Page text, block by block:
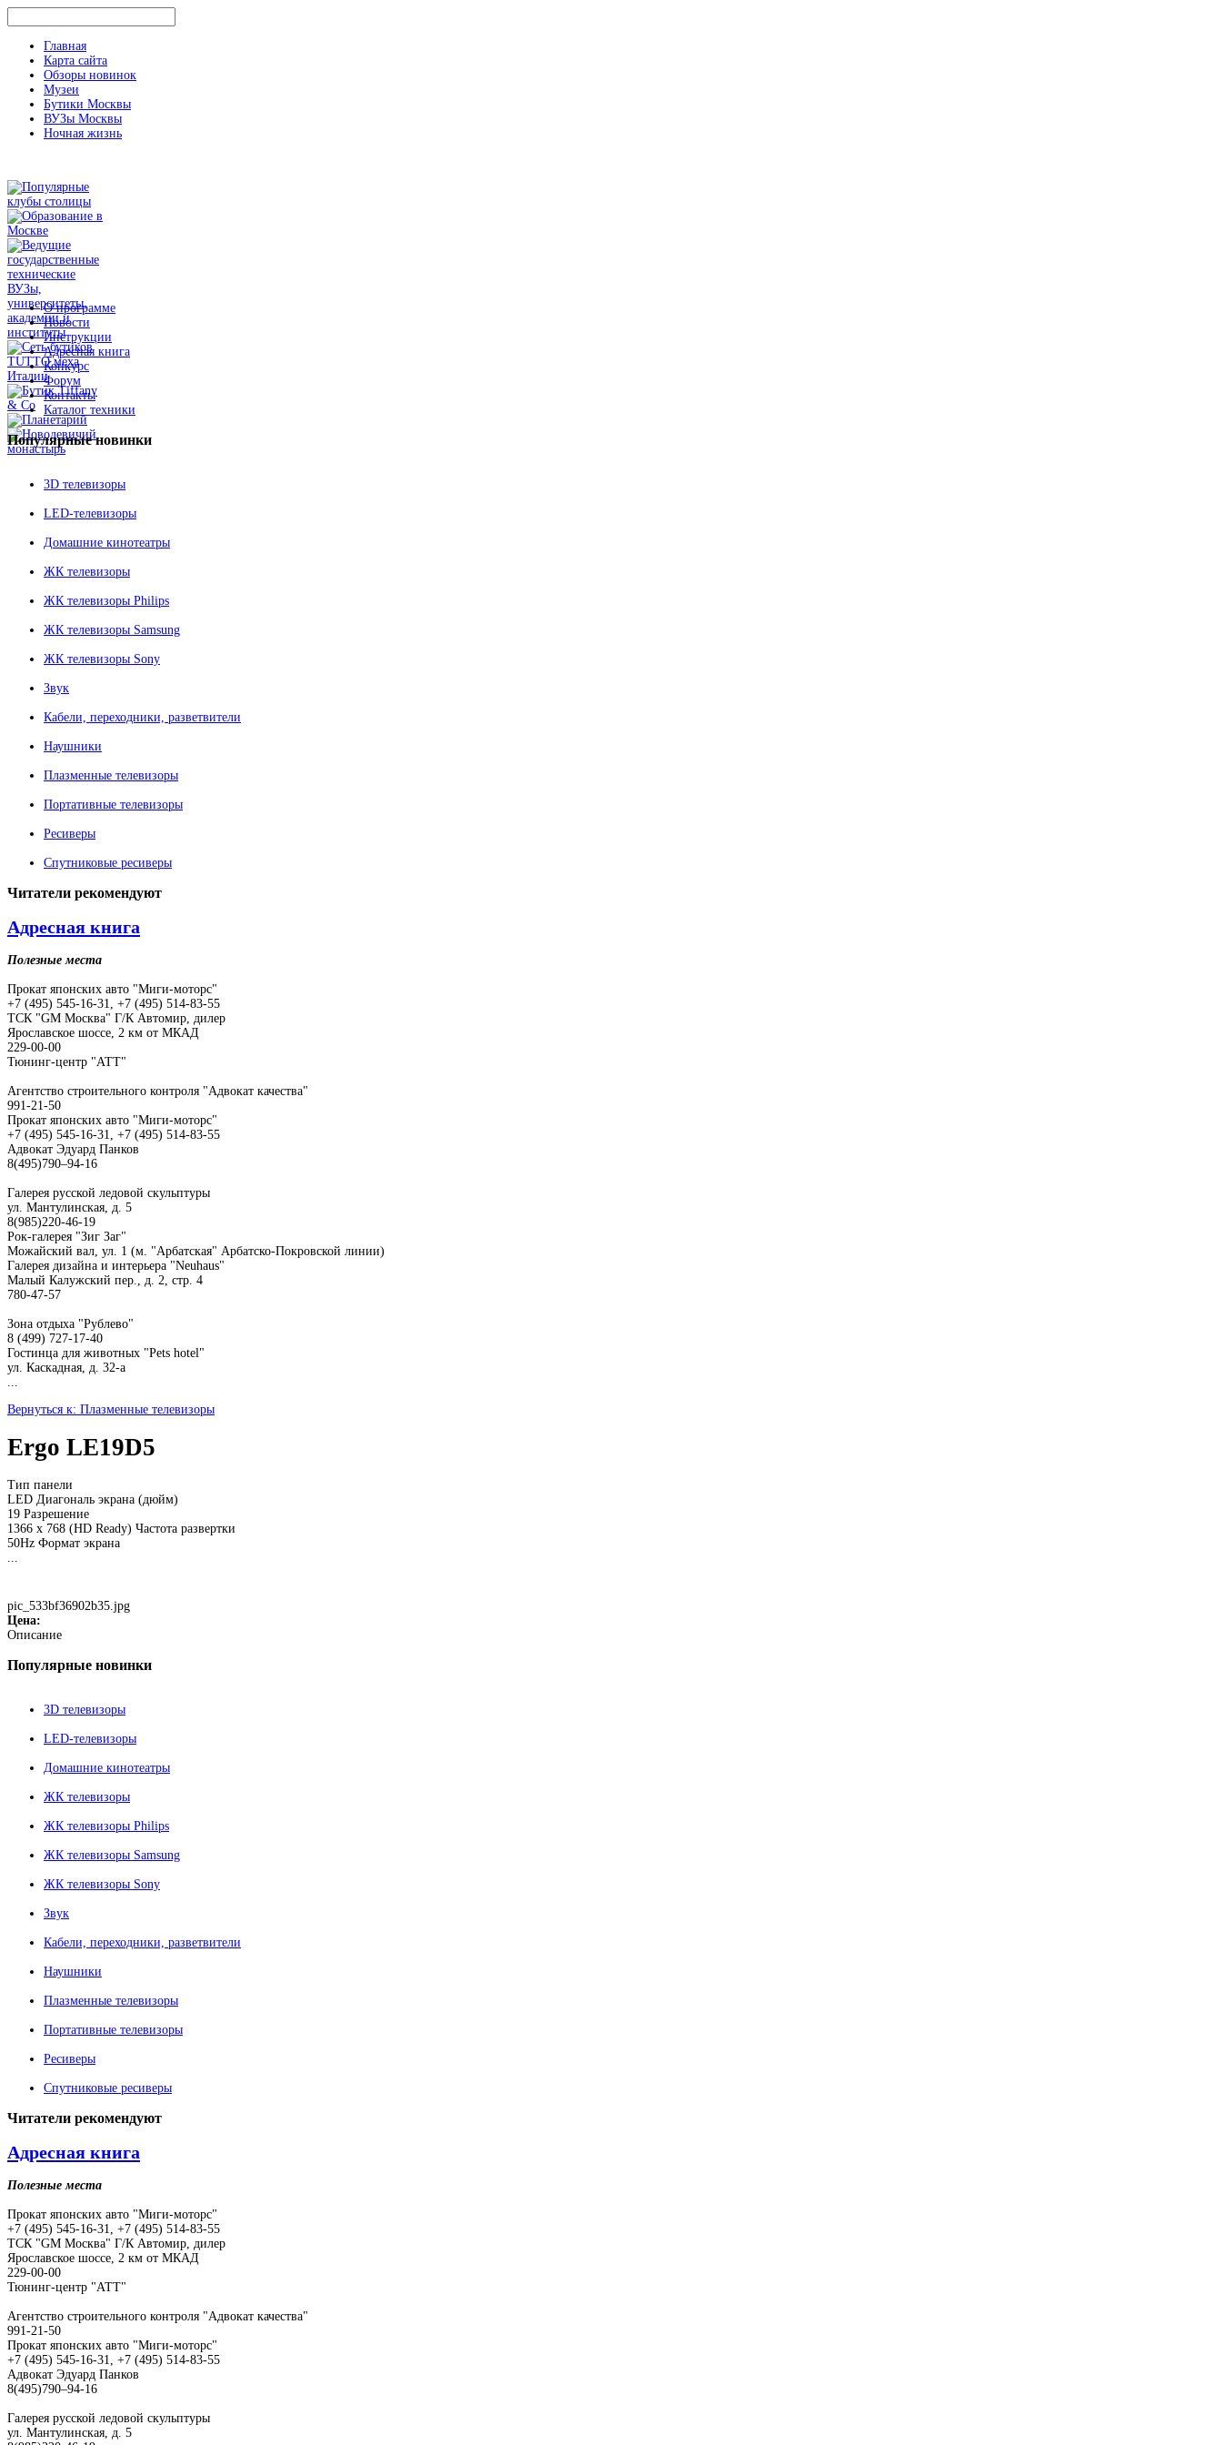
Главная
Карта сайта
Обзоры новинок
Музеи
Бутики Москвы
ВУЗы Москвы
Ночная жизнь
О программе
Новости
Инструкции
Адресная книга
Конкурс
Форум
Контакты
Каталог техники
Популярныеновинки
3D телевизоры
LED-телевизоры
Домашние кинотеатры
ЖК телевизоры
ЖК телевизоры Philips
ЖК телевизоры Samsung
ЖК телевизоры Sony
Звук
Кабели, переходники, разветвители
Наушники
Плазменные телевизоры
Портативные телевизоры
Ресиверы
Спутниковые ресиверы
Читатели рекомендуют
Адресная книга
Полезные места
Прокат японских авто "Миги-моторс"
+7 (495) 545-16-31, +7 (495) 514-83-55
ТСК "GM Москва" Г/К Автомир, дилер
Ярославское шоссе, 2 км от МКАД
229-00-00
Тюнинг-центр "АТТ"
Агентство строительного контроля "Адвокат качества"
991-21-50
Прокат японских авто "Миги-моторс"
+7 (495) 545-16-31, +7 (495) 514-83-55
Адвокат Эдуард Панков
8(495)790–94-16
Галерея русской ледовой скульптуры
ул. Мантулинская, д. 5
8(985)220-46-19
Рок-галерея "Зиг Заг"
Можайский вал, ул. 1 (м. "Арбатская" Арбатско-Покровской линии)
Галерея дизайна и интерьера "Neuhaus"
Малый Калужский пер., д. 2, стр. 4
780-47-57
Зона отдыха "Рублево"
8 (499) 727-17-40
Гостинца для животных "Рets hotel"
ул. Каскадная, д. 32-а
Вернуться к: Плазменные телевизоры
Ergo LE19D5
Тип панели
LED Диагональ экрана (дюйм)
19 Разрешение
1366 x 768 (HD Ready) Частота развертки
50Hz Формат экрана
pic_533bf36902b35.jpg
Цена:
Описание
Популярные новинки
3D телевизоры
LED-телевизоры
Домашние кинотеатры
ЖК телевизоры
ЖК телевизоры Philips
ЖК телевизоры Samsung
ЖК телевизоры Sony
Звук
Кабели, переходники, разветвители
Наушники
Плазменные телевизоры
Портативные телевизоры
Ресиверы
Спутниковые ресиверы
Читатели рекомендуют
Адресная книга
Полезные места
Прокат японских авто "Миги-моторс"
+7 (495) 545-16-31, +7 (495) 514-83-55
ТСК "GM Москва" Г/К Автомир, дилер
Ярославское шоссе, 2 км от МКАД
229-00-00
Тюнинг-центр "АТТ"
Агентство строительного контроля "Адвокат качества"
991-21-50
Прокат японских авто "Миги-моторс"
+7 (495) 545-16-31, +7 (495) 514-83-55
Адвокат Эдуард Панков
8(495)790–94-16
Галерея русской ледовой скульптуры
ул. Мантулинская, д. 5